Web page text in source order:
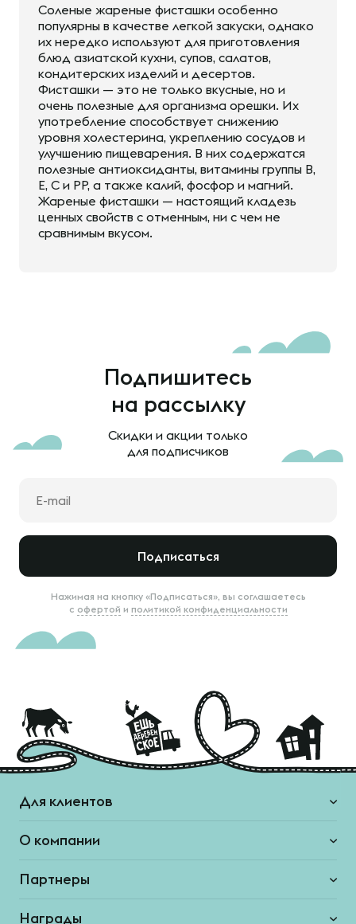
Соленые жареные фисташки особенно
популярны в качестве легкой закуски, однако
их нередко используют для приготовления
блюд азиатской кухни, супов, салатов,
кондитерских изделий и десертов.
Фисташки — это не только вкусные, но и
очень полезные для организма орешки. Их
употребление способствует снижению
уровня холестерина, укреплению сосудов и
улучшению пищеварения. В них содержатся
полезные антиоксиданты, витамины группы В,
Е, С и РР, а также калий, фосфор и магний.
Жареные фисташки — настоящий кладезь
ценных свойств с отменным, ни с чем не
сравнимым вкусом.
Подпишитесь
на рассылку
Скидки и акции только
для подписчиков
Подписаться
Нажимая на кнопку «Подписаться», вы соглашаетесь
с офертой и политикой конфиденциальности
Для клиентов
О компании
Партнеры
Награды